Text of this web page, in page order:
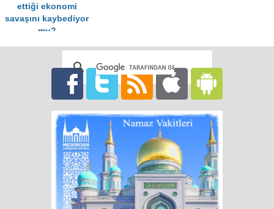
ettiği ekonomi
savaşını kaybediyor
mu?